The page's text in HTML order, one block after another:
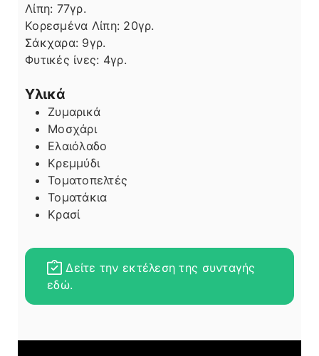
Λίπη
Λίπη: 77γρ.
Κορεσμένα Λίπη: 20γρ.
Σάκχαρα: 9γρ.
Φυτικές ίνες: 4γρ.
Υλικά
Ζυμαρικά
Μοσχάρι
Ελαιόλαδο
Κρεμμύδι
Τοματοπελτές
Τοματάκια
Κρασί
Δείτε την εκτέλεση της συνταγής
εδώ.